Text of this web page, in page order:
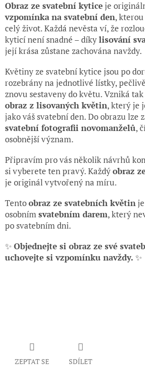
Obraz ze svatební kyticeje
vzpomínka na svatební den,
celý život. Každá nevěsta ví, že
kyticí není snadné – díkylisování
její krása zůstane zachována navždy.
Květiny ze svatební kytice jsou po
rozebrány na jednotlivé lístky,
znovu sestaveny do květu. Vzniká tak
obraz z lisovaných květin, který je
jako váš svatební den. Do obrazu lze
svatební fotografii novomanželů,
osobnější význam.
Připravím pro vás několik návrhů
si vyberete ten pravý. Každýobraz
je originál vytvořený na míru.
Tentoobraz ze svatebních květin
osobnímsvatebním darem, který
po svatebním dni.
✨ Objednejte si obraz ze své
uchovejte si vzpomínku navždy. ✨
ZEPTAT SE SDÍLET